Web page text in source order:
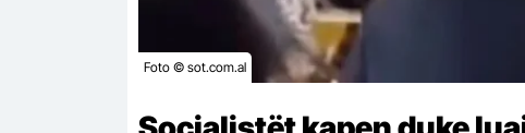
Foto © sot.com.al